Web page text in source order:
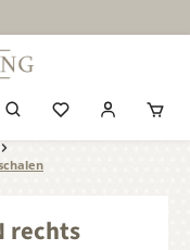
rechts